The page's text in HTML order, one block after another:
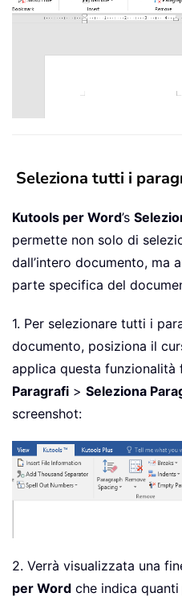
Seleziona tutti i
Kutools per Word’s
permette non solo di
dall’intero documento, ma
parte specifica del
1. Per selezionare tutti i
documento, posiziona il
applica questa funzionalità
Paragrafi > Seleziona
screenshot:
2. Verrà visualizzata una
per Word che indica